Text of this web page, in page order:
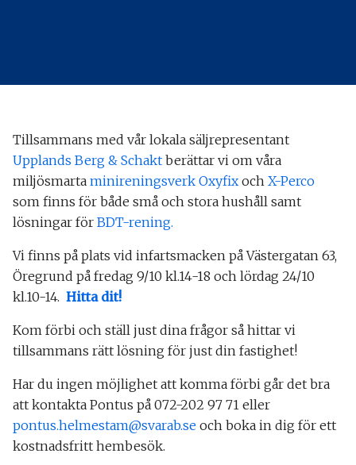
Tillsammans med vår lokala säljrepresentant
Upplands Berg & Schakt berättar vi om våra
miljösmarta minireningsverk Oxyfix och X-Perco
som finns för både små och stora hushåll samt
lösningar för BDT-rening.
Vi finns på plats vid infartsmacken på Västergatan 63,
Öregrund på fredag 9/10 kl.14-18 och lördag 24/10
kl.10-14. Hitta dit!
Kom förbi och ställ just dina frågor så hittar vi
tillsammans rätt lösning för just din fastighet!
Har du ingen möjlighet att komma förbi går det bra
att kontakta Pontus på 072-202 97 71 eller
pontus.helmestam@svarab.se och boka in dig för ett
kostnadsfritt hembesök.